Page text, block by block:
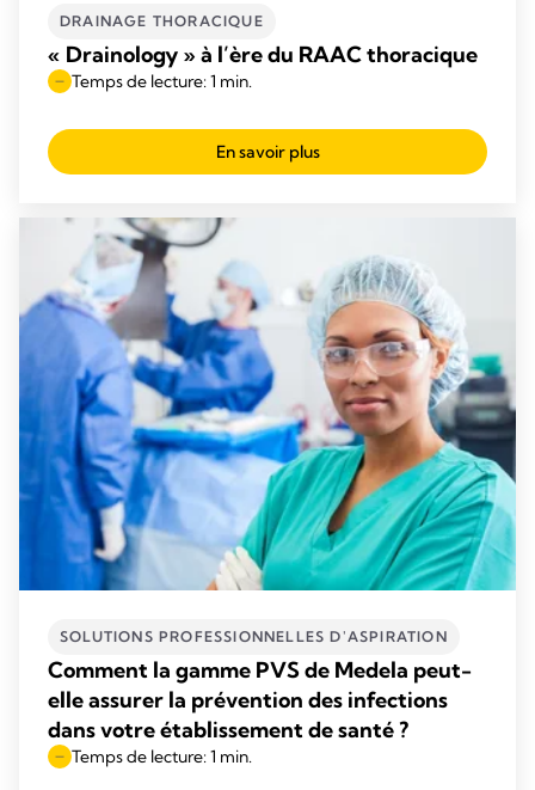
DRAINAGE THORACIQUE
« Drainology » à l’ère du RAAC thoracique
Temps de lecture: 1 min.
En savoir plus
SOLUTIONS PROFESSIONNELLES D'ASPIRATION
Comment la gamme PVS de Medela peut-
elle assurer la prévention des infections
dans votre établissement de santé ?
Temps de lecture: 1 min.